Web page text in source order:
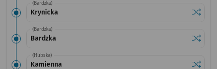
(Bardzka)
Krynicka
(Bardzka)
Bardzka
(Hubska)
Kamienna